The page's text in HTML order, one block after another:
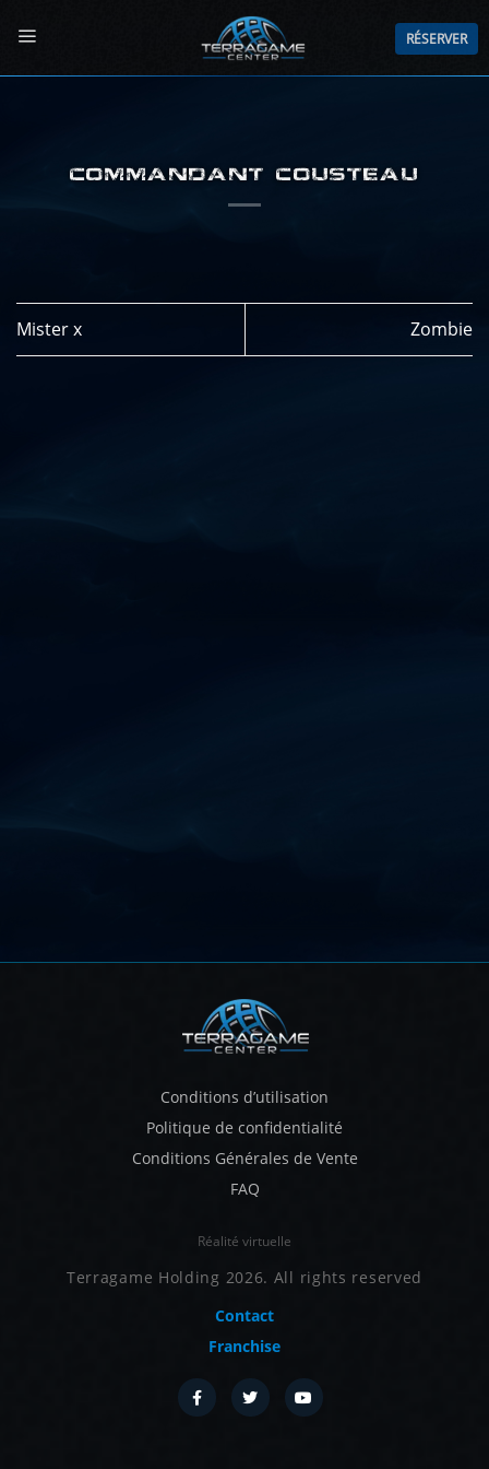
au
RÉSERVER
COMMANDANT COUSTEAU
Mister x Zombie
Conditions d’utilisation
Politique de confidentialité
Conditions Générales de Vente
FAQ
Réalité virtuelle
Terragame Holding 2026. All rights reserved
Contact
Franchise